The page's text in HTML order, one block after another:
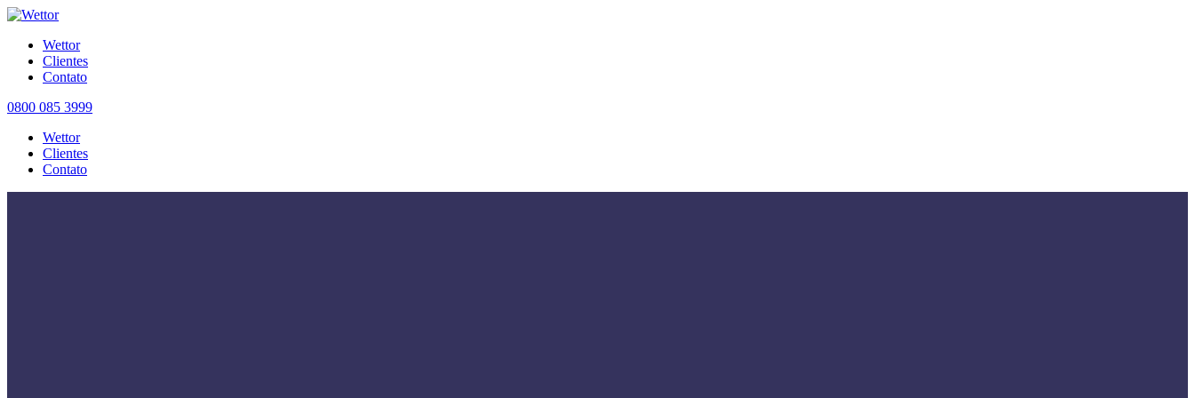
Wettor
Clientes
Contato
0800 085 3999
Wettor
Clientes
Contato